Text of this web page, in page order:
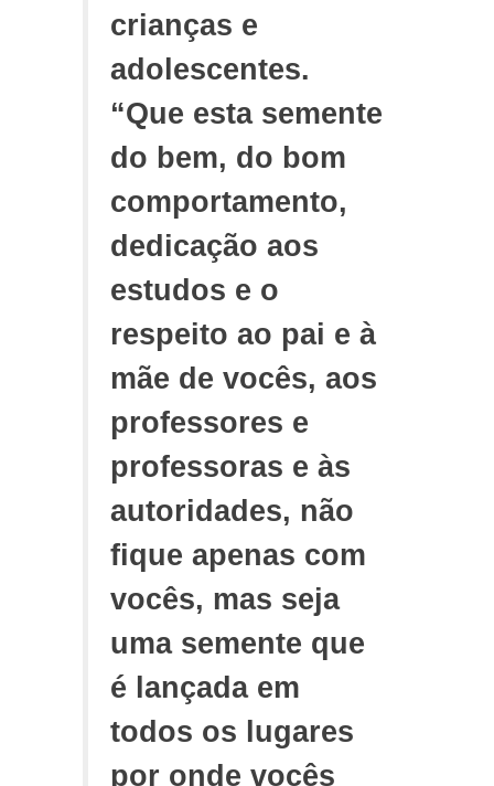
crianças e
adolescentes.
“Que esta semente
do bem, do bom
comportamento,
dedicação aos
estudos e o
respeito ao pai e à
mãe de vocês, aos
professores e
professoras e às
autoridades, não
fique apenas com
vocês, mas seja
uma semente que
é lançada em
todos os lugares
por onde vocês